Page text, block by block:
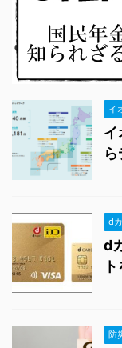
イ
イ
d
d
防